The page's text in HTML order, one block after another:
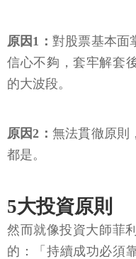
原因1： 對股票基本面
信心不夠，套牢解套
的大波段。
原因2： 無法貫徹原則
都是。
5大投資原則
然而就像投資大師菲
的：「持續成功必須